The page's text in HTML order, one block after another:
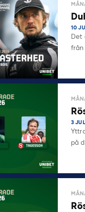
10
Det
från
3
på